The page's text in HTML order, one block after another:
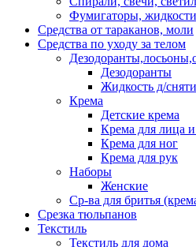
Фумигаторы,
Средства от тараканов, моли
Средства по уходу за телом
Дезодоранты
Жидкость д/
Крема
Детские крема
Крема для лица и
Крема для ног
Крема для рук
Наборы
Женские
Ср-ва для бритья
Срезка тюльпанов
Текстиль
Текстиль для дома